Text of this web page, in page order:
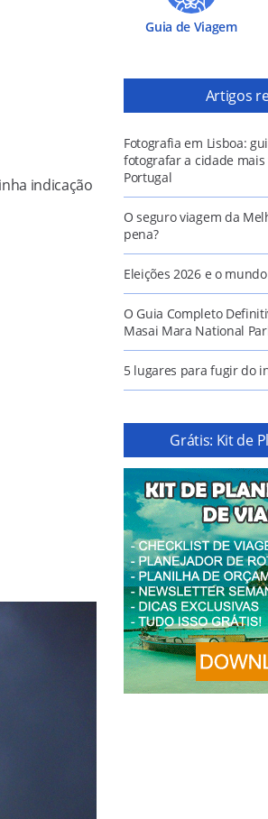
indicação
Guia de Viagem
Artigos
Fotografia em Lisboa:
fotografar a cidade
Portugal
O seguro viagem da
pena?
Eleições 2026 e o
O Guia Completo
Masai Mara National
5 lugares para fugir do
Grátis: Kit de